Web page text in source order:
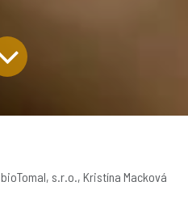
bioTomal, s.r.o., Kristína Macková